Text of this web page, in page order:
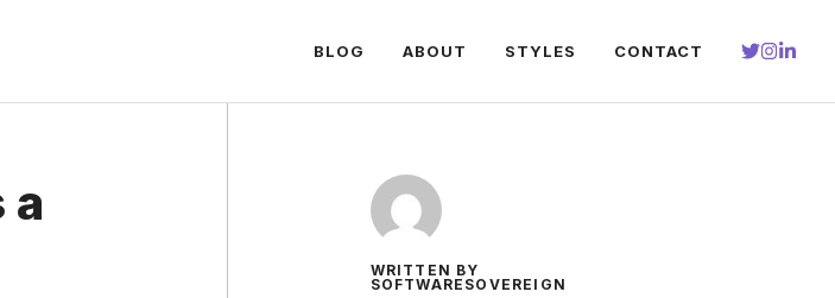
BLOG ABOUT STYLES CONTACT
a
WRITTEN BY
SOFTWARESOVEREIGN